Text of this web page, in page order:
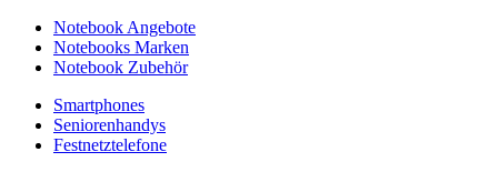
Notebook Angebote
Notebooks Marken
Notebook Zubehör
Smartphones
Seniorenhandys
Festnetztelefone